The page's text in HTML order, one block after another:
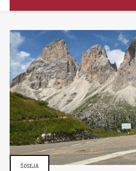
ŠOSEJA